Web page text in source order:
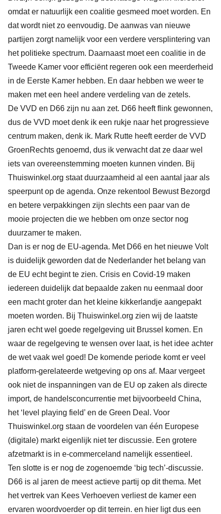
omdat er natuurlijk een coalitie gesmeed moet worden. En
dat wordt niet zo eenvoudig. De aanwas van nieuwe
partijen zorgt namelijk voor een verdere versplintering van
het politieke spectrum. Daarnaast moet een coalitie in de
Tweede Kamer voor efficiënt regeren ook een meerderheid
in de Eerste Kamer hebben. En daar hebben we weer te
maken met een heel andere verdeling van de zetels.
De VVD en D66 zijn nu aan zet. D66 heeft flink gewonnen,
dus de VVD moet denk ik een rukje naar het progressieve
centrum maken, denk ik. Mark Rutte heeft eerder de VVD
GroenRechts genoemd, dus ik verwacht dat ze daar wel
iets van overeenstemming moeten kunnen vinden. Bij
Thuiswinkel.org staat duurzaamheid al een aantal jaar als
speerpunt op de agenda. Onze rekentool Bewust Bezorgd
en betere verpakkingen zijn slechts een paar van de
mooie projecten die we hebben om onze sector nog
duurzamer te maken.
Dan is er nog de EU-agenda. Met D66 en het nieuwe Volt
is duidelijk geworden dat de Nederlander het belang van
de EU echt begint te zien. Crisis en Covid-19 maken
iedereen duidelijk dat bepaalde zaken nu eenmaal door
een macht groter dan het kleine kikkerlandje aangepakt
moeten worden. Bij Thuiswinkel.org zien wij de laatste
jaren echt wel goede regelgeving uit Brussel komen. En
waar de regelgeving te wensen over laat, is het idee achter
de wet vaak wel goed! De komende periode komt er veel
platform-gerelateerde wetgeving op ons af. Maar vergeet
ook niet de inspanningen van de EU op zaken als directe
import, de handelsconcurrentie met bijvoorbeeld China,
het ‘level playing field’ en de Green Deal. Voor
Thuiswinkel.org staan de voordelen van één Europese
(digitale) markt eigenlijk niet ter discussie. Een grotere
afzetmarkt is in e-commerceland namelijk essentieel.
Ten slotte is er nog de zogenoemde ‘big tech’-discussie.
D66 is al jaren de meest actieve partij op dit thema. Met
het vertrek van Kees Verhoeven verliest de kamer een
ervaren woordvoerder op dit terrein. en hier ligt dus een